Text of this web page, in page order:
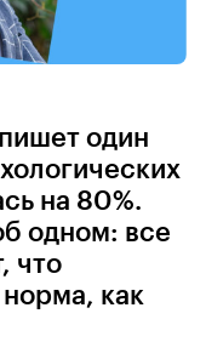
один
на 80%.
одном: все
что
как